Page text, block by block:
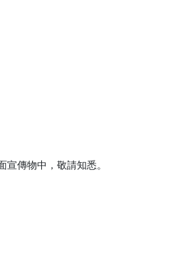
傳物中，敬請知悉。